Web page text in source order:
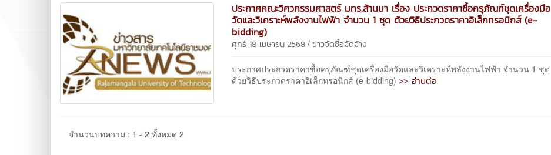
ประกาศคณะวิศวกรรมศาสตร์ มทร.ล้านนา เรื่อง ประกวดราคาซื้อครุภัณฑ์ชุดเครื่องมือ
วัดและวิเคราะห์พลังงานไฟฟ้า จำนวน 1 ชุด ด้วยวิธีประกวดราคาอิเล็กทรอนิกส์ (e-
bidding)
ศุกร์ 18 เมษายน 2568 /ข่าวจัดซื้อจัดจ้าง
ประกาศประกวดราคาซื้อครุภัณฑ์ชุดเครื่องมือวัดและวิเคราะห์พลังงานไฟฟ้า จำนวน 1 ชุด
ด้วยวิธีประกวดราคาอิเล็กทรอนิกส์ (e-bidding)>> อ่านต่อ
จำนวนบทความ : 1 - 2 ทั้งหมด 2